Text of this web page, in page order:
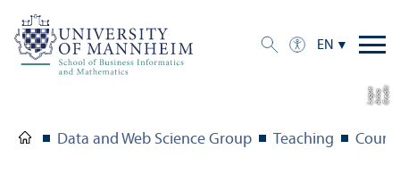
EN
C
r
e
dit:
A
n
n
aL
o
g
u
e
Data and Web Science Group Teaching